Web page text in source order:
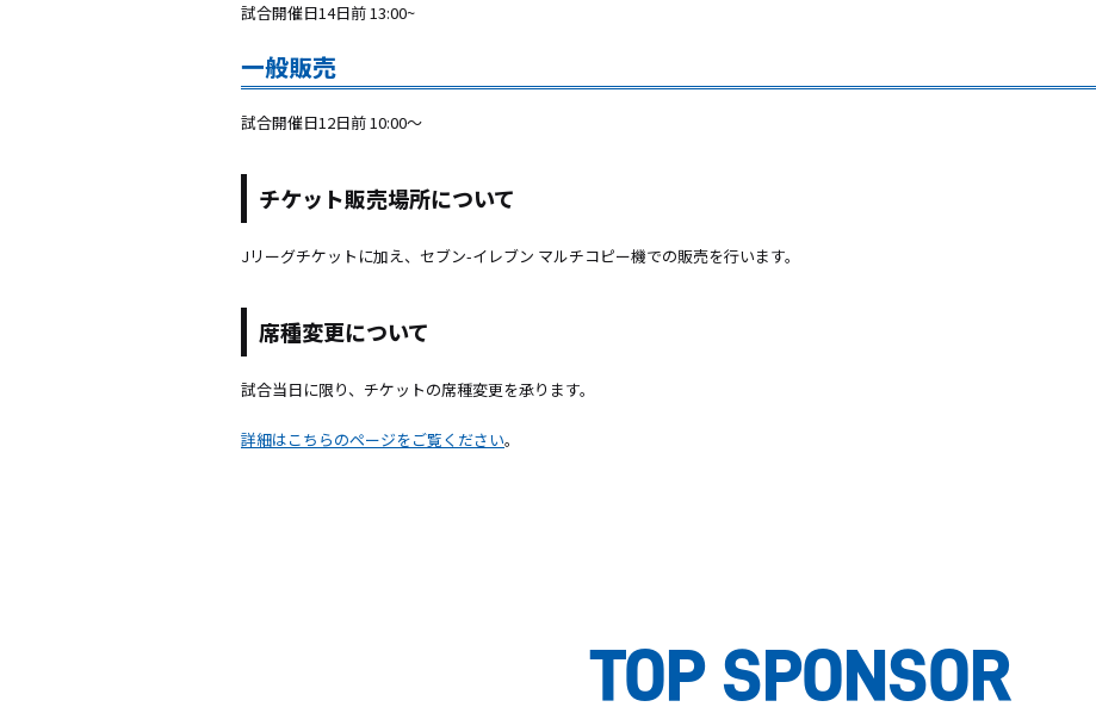
試合開催日14日前 13:00~
一般販売
試合開催日12日前 10:00～
チケット販売場所について
Jリーグチケットに加え、セブン-イレブン マルチコピー機での販売を行います。
席種変更について
試合当日に限り、チケットの席種変更を承ります。
詳細はこちらのページをご覧ください。
TOP SPONSOR